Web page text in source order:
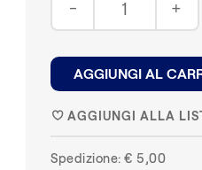
- +
AGGIUNGI AL
AGGIUNGI ALLA
Spedizione: € 5,00